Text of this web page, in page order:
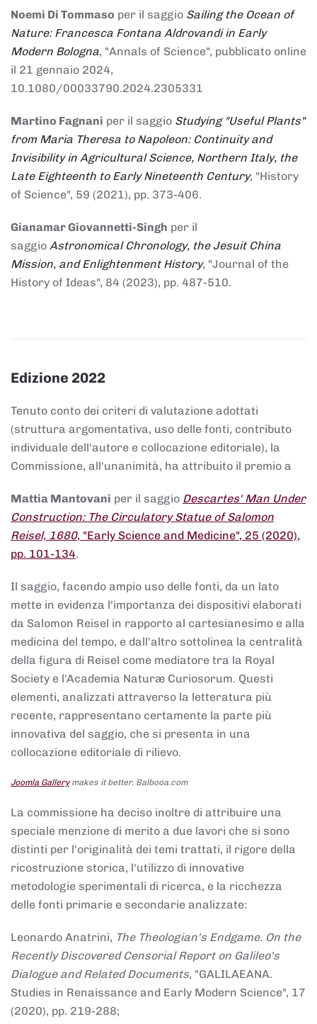
Noemi Di Tommaso per il saggio Sailing the Ocean of
Nature: Francesca Fontana Aldrovandi in Early
Modern Bologna, "Annals of Science", pubblicato online
il 21 gennaio 2024,
10.1080/00033790.2024.2305331
Martino Fagnani per il saggio Studying "Useful Plants"
from Maria Theresa to Napoleon: Continuity and
Invisibility in Agricultural Science, Northern Italy, the
Late Eighteenth to Early Nineteenth Century, "History
of Science", 59 (2021), pp. 373-406.
Gianamar Giovannetti-Singh per il
saggio Astronomical Chronology, the Jesuit China
Mission, and Enlightenment History, "Journal of the
History of Ideas", 84 (2023), pp. 487-510.
Edizione 2022
Tenuto conto dei criteri di valutazione adottati
(struttura argomentativa, uso delle fonti, contributo
individuale dell'autore e collocazione editoriale), la
Commissione, all'unanimità, ha attribuito il premio a
Mattia Mantovani per il saggio Descartes' Man Under
Construction: The Circulatory Statue of Salomon
Reisel, 1680, "Early Science and Medicine", 25 (2020),
pp. 101-134.
Il saggio, facendo ampio uso delle fonti, da un lato
mette in evidenza l'importanza dei dispositivi elaborati
da Salomon Reisel in rapporto al cartesianesimo e alla
medicina del tempo, e dall'altro sottolinea la centralità
della figura di Reisel come mediatore tra la Royal
Society e l'Academia Naturæ Curiosorum. Questi
elementi, analizzati attraverso la letteratura più
recente, rappresentano certamente la parte più
innovativa del saggio, che si presenta in una
collocazione editoriale di rilievo.
Joomla Gallerymakes it better. Balbooa.com
La commissione ha deciso inoltre di attribuire una
speciale menzione di merito a due lavori che si sono
distinti per l'originalità dei temi trattati, il rigore della
ricostruzione storica, l'utilizzo di innovative
metodologie sperimentali di ricerca, e la ricchezza
delle fonti primarie e secondarie analizzate:
Leonardo Anatrini, The Theologian's Endgame. On the
Recently Discovered Censorial Report on Galileo's
Dialogue and Related Documents, "GALILAEANA.
Studies in Renaissance and Early Modern Science", 17
(2020), pp. 219-288;